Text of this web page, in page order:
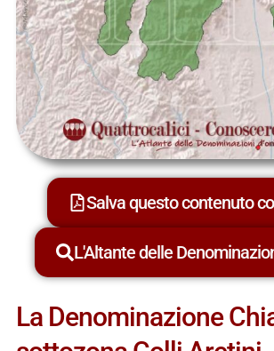
Salva questo contenuto
L'Altante delle
La Denominazione